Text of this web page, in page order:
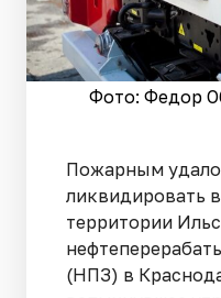
Фото: Федор
Пожарным
ликвидировать
территории
(НПЗ) в